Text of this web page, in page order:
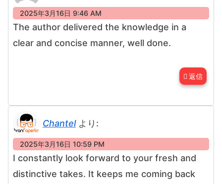
2025年3月16日 9:46 AM
The author delivered the knowledge in a
clear and concise manner, well done.
返信
Chantel より:
2025年3月16日 10:59 PM
I constantly look forward to your fresh and
distinctive takes. It keeps me coming back